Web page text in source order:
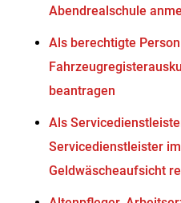
Abendrealschule
Als berechtigte Person
beantragen
Als
Servicedienstleister
Geldwäscheaufsicht